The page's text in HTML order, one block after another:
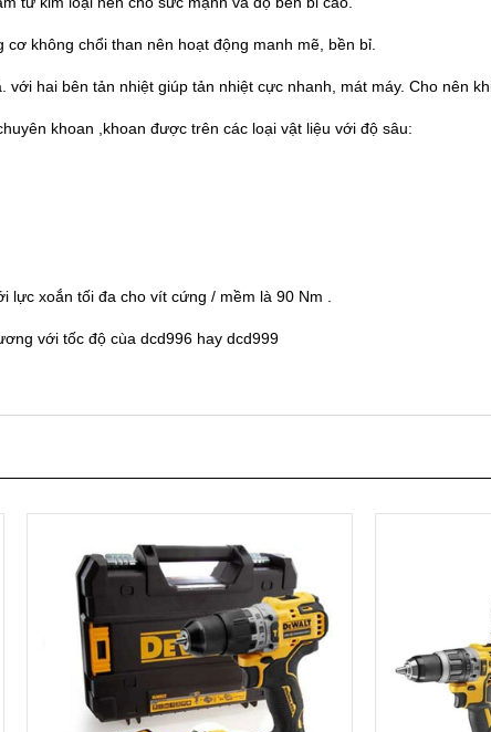
không chổi than nên hoạt động manh mẽ, bền bỉ.
hai bên tản nhiệt giúp tản nhiệt cực nhanh, mát máy. Cho nên
khoan ,khoan được trên các loại vật liệu với độ sâu:
xoắn tối đa cho vít cứng / mềm là 90 Nm .
với tốc độ cùa dcd996 hay dcd999